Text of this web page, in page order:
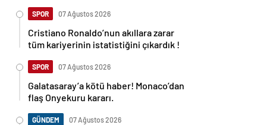
SPOR 07 Ağustos 2026
Cristiano Ronaldo’nun akıllara zarar
tüm kariyerinin istatistiğini çıkardık !
SPOR 07 Ağustos 2026
Galatasaray’a kötü haber! Monaco’dan
flaş Onyekuru kararı.
GÜNDEM 07 Ağustos 2026